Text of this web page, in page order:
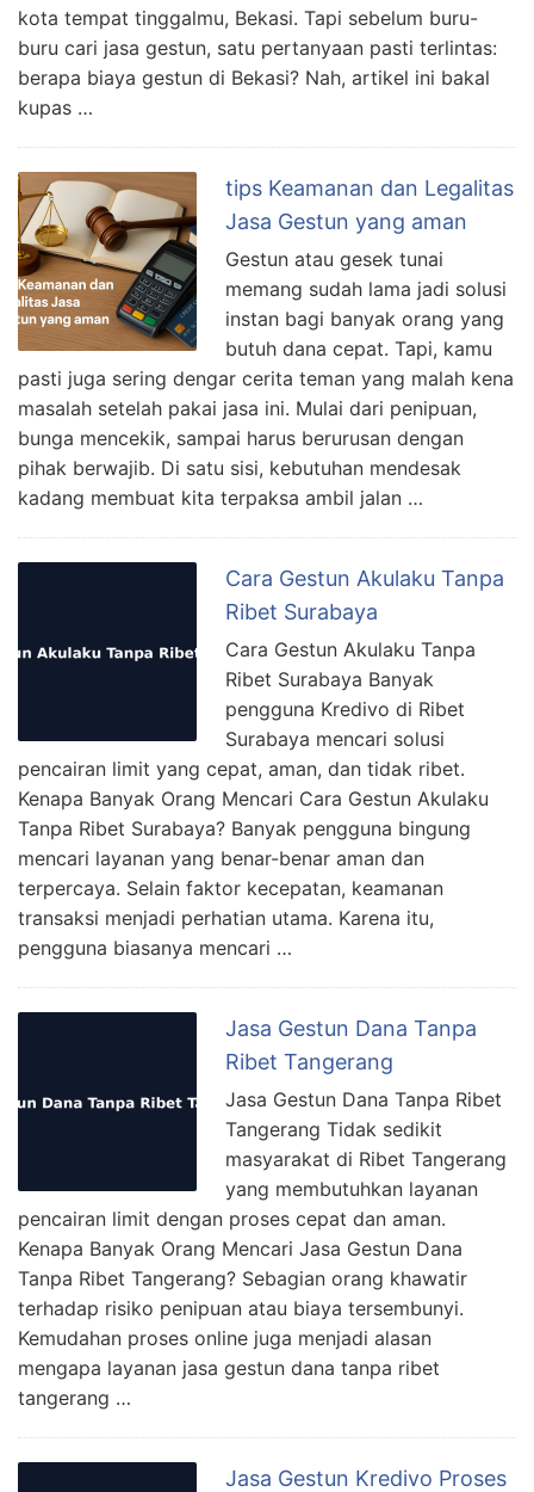
kota tempat tinggalmu, Bekasi. Tapi sebelum buru-
buru cari jasa gestun, satu pertanyaan pasti terlintas:
berapa biaya gestun di Bekasi? Nah, artikel ini bakal
kupas …
tips Keamanan dan Legalitas
Jasa Gestun yang aman
Gestun atau gesek tunai
memang sudah lama jadi solusi
instan bagi banyak orang yang
butuh dana cepat. Tapi, kamu
pasti juga sering dengar cerita teman yang malah kena
masalah setelah pakai jasa ini. Mulai dari penipuan,
bunga mencekik, sampai harus berurusan dengan
pihak berwajib. Di satu sisi, kebutuhan mendesak
kadang membuat kita terpaksa ambil jalan …
Cara Gestun Akulaku Tanpa
Ribet Surabaya
Cara Gestun Akulaku Tanpa
Ribet Surabaya Banyak
pengguna Kredivo di Ribet
Surabaya mencari solusi
pencairan limit yang cepat, aman, dan tidak ribet.
Kenapa Banyak Orang Mencari Cara Gestun Akulaku
Tanpa Ribet Surabaya? Banyak pengguna bingung
mencari layanan yang benar-benar aman dan
terpercaya. Selain faktor kecepatan, keamanan
transaksi menjadi perhatian utama. Karena itu,
pengguna biasanya mencari …
Jasa Gestun Dana Tanpa
Ribet Tangerang
Jasa Gestun Dana Tanpa Ribet
Tangerang Tidak sedikit
masyarakat di Ribet Tangerang
yang membutuhkan layanan
pencairan limit dengan proses cepat dan aman.
Kenapa Banyak Orang Mencari Jasa Gestun Dana
Tanpa Ribet Tangerang? Sebagian orang khawatir
terhadap risiko penipuan atau biaya tersembunyi.
Kemudahan proses online juga menjadi alasan
mengapa layanan jasa gestun dana tanpa ribet
tangerang …
Jasa Gestun Kredivo Proses